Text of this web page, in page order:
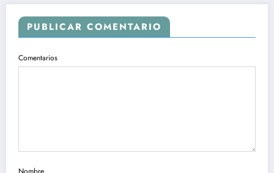
PUBLICAR COMENTARIO
Comentarios